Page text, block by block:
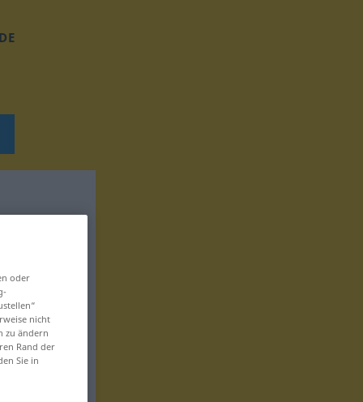
oder
nicht
zu ändern
Rand der
Sie in